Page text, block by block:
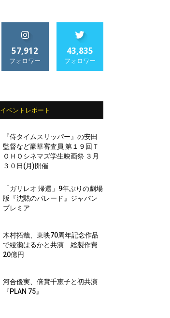
57,912
フォロワー
43,835
フォロワー
イベントレポート
『侍タイムスリッパー』の安田
監督など豪華審査員 第１９回Ｔ
ＯＨＯシネマズ学生映画祭 ３月
３０日(月)開催
「ガリレオ 帰還」9年ぶりの劇場
版『沈黙のパレード』ジャパン
プレミア
木村拓哉、東映70周年記念作品
で綾瀬はるかと共演 総製作費
20億円
河合優実、倍賞千恵子と初共演
『PLAN 75』